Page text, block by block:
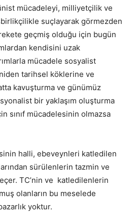
mücadeleyi, milliyetçilik ve
suçlayarak görmezden
geçmiş olduğu için bugün
kendisini uzak
mücadele sosyalist
tarihsel köklerine ve
kavuşturma ve günümüz
bir yaklaşım oluşturma
sınıf mücadelesinin olmazsa
halli, ebeveynleri katledilen
sürülenlerin tazmin ve
TC’nin ve katledilenlerin
olanların bu meselede
yoktur.